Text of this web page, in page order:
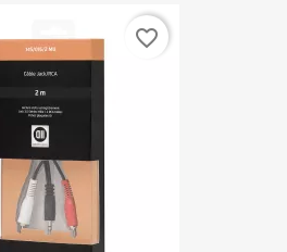
favorite_border